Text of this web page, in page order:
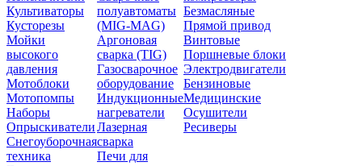
Культиваторы
Кусторезы
Мойки
высокого
давления
Мотоблоки
Мотопомпы
Наборы
Опрыскиватели
Снегоуборочная
техника
полуавтоматы
(MIG-MAG)
Аргоновая
сварка (TIG)
Газосварочное
оборудование
Индукционные
нагреватели
Лазерная
сварка
Печи для
Безмасляные
Прямой привод
Винтовые
Поршневые блоки
Электродвигатели
Бензиновые
Медицинские
Осушители
Ресиверы